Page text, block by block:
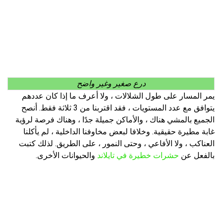
درع صغير وغير واضح
يمر المسار على طول الشلالات ، ولا أعرف ما إذا كان عددهم
يتوافق مع عدد المستويات ، فقد اقتربنا من 3 ثلاثة فقط. أنصح
الجميع بالمشي هناك ، والأماكن جميلة جدًا ، وهناك فرصة لرؤية
غابة مطيرة حقيقية. وخلافا لبعض مخاوفنا الداخلية ، لم يأكلنا
العناكب ، ولا الأفاعي ، وحتى النمور ، على الطريق. لذلك كتبت
بالفعل عن حشرات خطيرة في تايلاند والحيوانات الأخرى.